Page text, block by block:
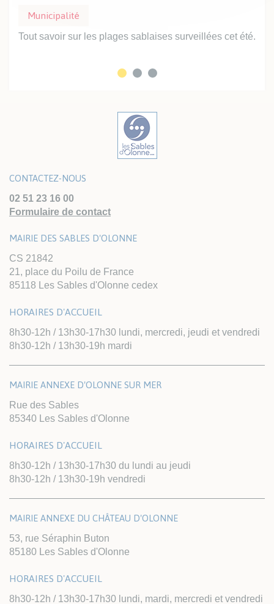
Municipalité
Tout savoir sur les plages sablaises surveillées cet été.
CONTACTEZ-NOUS
02 51 23 16 00
Formulaire de contact
MAIRIE DES SABLES D'OLONNE
CS 21842
21, place du Poilu de France
85118 Les Sables d'Olonne cedex
HORAIRES D'ACCUEIL
8h30-12h / 13h30-17h30 lundi, mercredi, jeudi et vendredi
8h30-12h / 13h30-19h mardi
MAIRIE ANNEXE D'OLONNE SUR MER
Rue des Sables
85340 Les Sables d'Olonne
HORAIRES D'ACCUEIL
8h30-12h / 13h30-17h30 du lundi au jeudi
8h30-12h / 13h30-19h vendredi
MAIRIE ANNEXE DU CHÂTEAU D'OLONNE
53, rue Séraphin Buton
85180 Les Sables d'Olonne
HORAIRES D'ACCUEIL
8h30-12h / 13h30-17h30 lundi, mardi, mercredi et vendredi